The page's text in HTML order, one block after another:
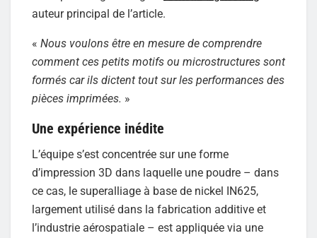
auteur principal de l’article.
« Nous voulons être en mesure de comprendre
comment ces petits motifs ou microstructures sont
formés car ils dictent tout sur les performances des
pièces imprimées. »
Une expérience inédite
L’équipe s’est concentrée sur une forme
d’impression 3D dans laquelle une poudre – dans
ce cas, le superalliage à base de nickel IN625,
largement utilisé dans la fabrication additive et
l’industrie aérospatiale – est appliquée via une